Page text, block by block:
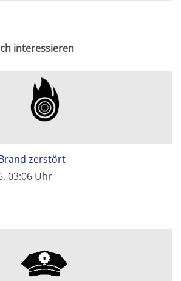
interessieren
zerstört
03:06 Uhr